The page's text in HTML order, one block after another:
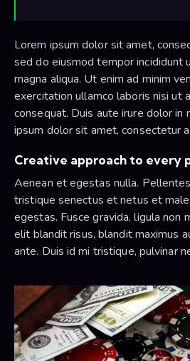
Lorem ipsum dolor sit amet,
sed do eiusmod tempor incididunt
magna aliqua. Ut enim ad minim
exercitation ullamco laboris nisi ut
consequat. Duis aute irure dolor in
ipsum dolor sit amet, consectetur
Creative approach to every
Aenean et egestas nulla.
tristique senectus et netus et
egestas. Fusce gravida, ligula non
elit blandit risus, blandit maximus
ante. Duis id mi tristique, pulvinar